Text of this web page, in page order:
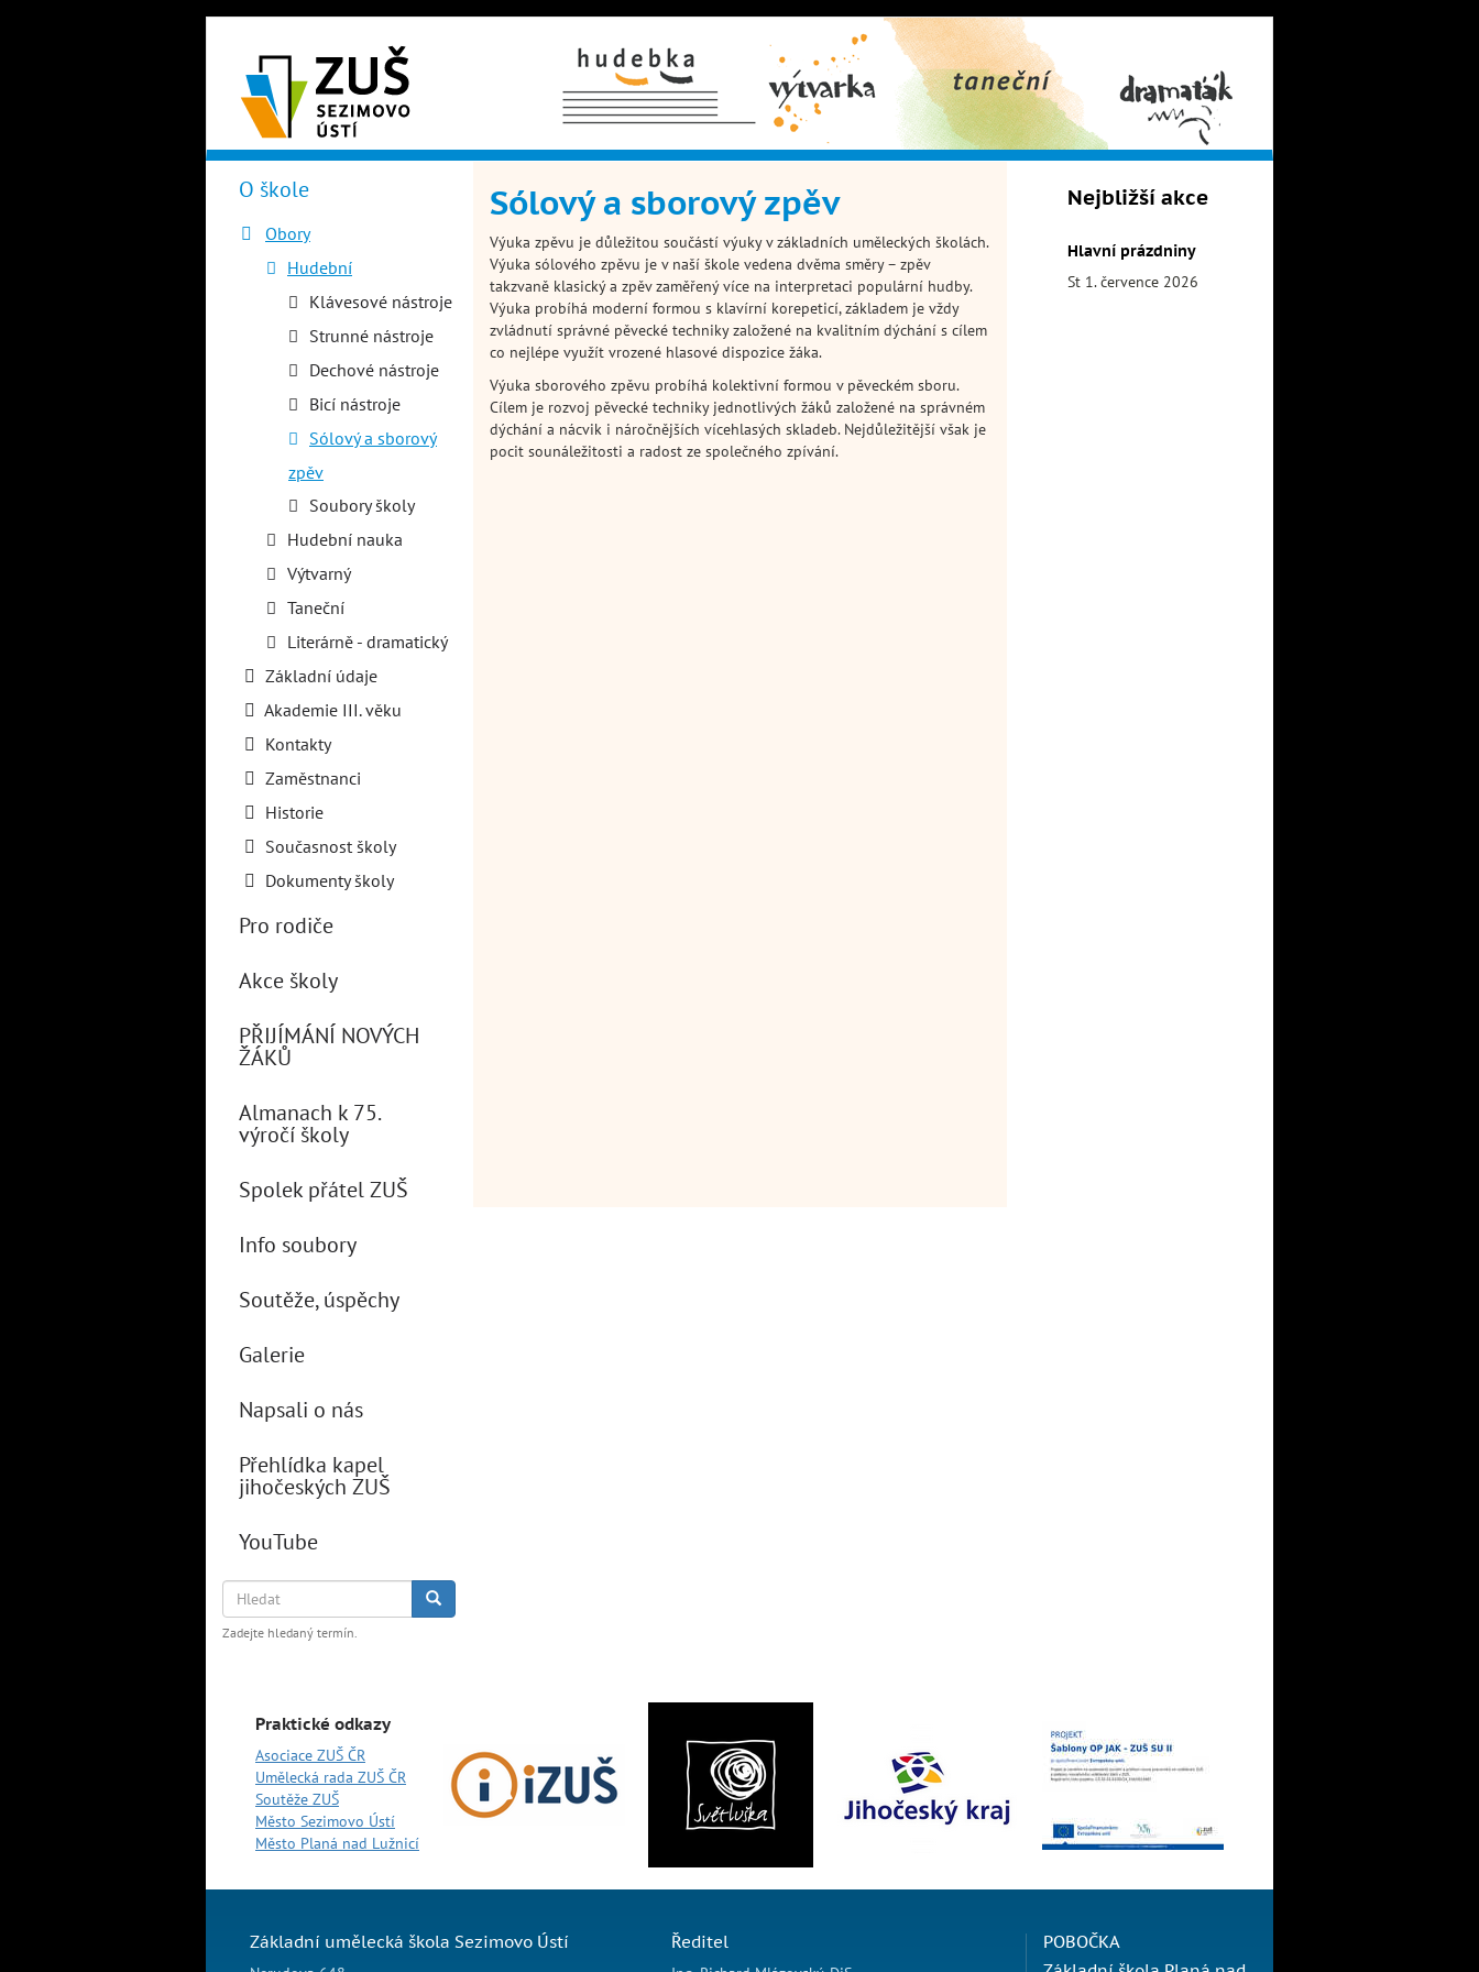
Hudební obor Výtvarný
obor
Taneční obor
Hlavní
O škole
Obory
Hudební
Klávesové nástroje
Strunné nástroje
Dechové nástroje
Bicí nástroje
Sólový a sborový
zpěv
Soubory školy
Hudební nauka
Výtvarný
Taneční
Literárně - dramatický
Základní údaje
Akademie III. věku
Kontakty
Zaměstnanci
Historie
Současnost školy
Dokumenty školy
Pro rodiče
Akce školy
PŘIJÍMÁNÍ NOVÝCH
ŽÁKŮ
Almanach k 75.
výročí školy
Spolek přátel ZUŠ
Info soubory
Soutěže, úspěchy
Galerie
Napsali o nás
Přehlídka kapel
jihočeských ZUŠ
YouTube
Hledat Hledat
Zadejte hledaný termín.
Sólový a sborový zpěv
Výuka zpěvu je důležitou součástí výuky v základních uměleckých školách.
Výuka sólového zpěvu je v naší škole vedena dvěma směry – zpěv
takzvaně klasický a zpěv zaměřený více na interpretaci populární hudby.
Výuka probíhá moderní formou s klavírní korepeticí, základem je vždy
zvládnutí správné pěvecké techniky založené na kvalitním dýchání s cílem
co nejlépe využít vrozené hlasové dispozice žáka.
Výuka sborového zpěvu probíhá kolektivní formou v pěveckém sboru.
Cílem je rozvoj pěvecké techniky jednotlivých žáků založené na správném
dýchání a nácvik i náročnějších vícehlasých skladeb. Nejdůležitější však je
pocit sounáležitosti a radost ze společného zpívání.
Nejbližší akce
Hlavní prázdniny
St 1. července 2026
Praktické odkazy
Asociace ZUŠ ČR
Umělecká rada ZUŠ ČR
Soutěže ZUŠ
Město Sezimovo Ústí
Město Planá nad Lužnicí
Základní umělecká škola Sezimovo Ústí Ředitel
POBOČKA